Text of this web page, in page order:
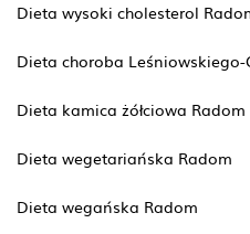
Dieta wysoki cholesterol
Dieta choroba
Dieta kamica żółciowa Radom
Dieta wegetariańska Radom
Dieta wegańska Radom